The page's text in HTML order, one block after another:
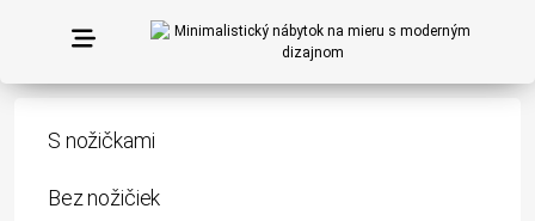
S nožičkami
Bez nožičiek